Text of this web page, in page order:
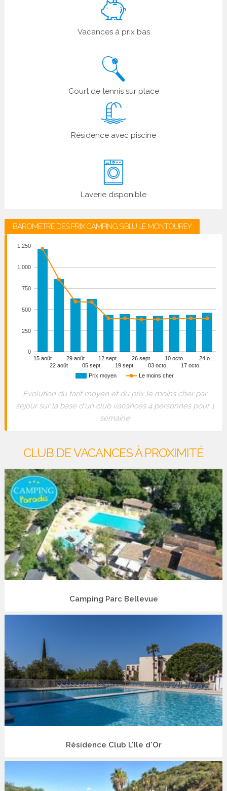
Vacances à prix bas
Court de tennis sur place
Résidence avec piscine
Laverie disponible
BAROMÈTRE DES PRIX CAMPING SIBLU LE MONTOUREY
Prix moyen Le moins cher
15 août
22 août
29 août
05 sept.
12 sept.
19 sept.
26 sept.
03 octo.
10 octo.
17 octo.
24 o…
0
250
500
750
1,000
1,250
Evolution du tarif moyen et du prix le moins cher par
séjour sur la base d'un club vacances 4 personnes pour 1
semaine
CLUB DE VACANCES À PROXIMITÉ
Camping Parc Bellevue
Résidence Club L'Ile d'Or